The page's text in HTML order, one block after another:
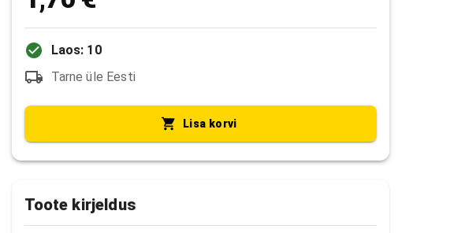
Laos: 10
Tarne üle Eesti
Lisa korvi
Toote kirjeldus